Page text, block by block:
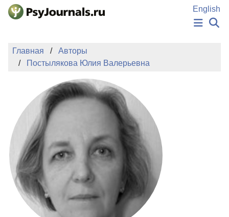
Перейти к основному содержанию
English
ИЗДАНИЯ
АВТОРЫ
ПОДАТЬ РУКОПИСЬ
БАЗА ЗНАНИЙ
КЛЮЧЕВЫЕ СЛОВА
Регистрация
Главная
Авторы
Постылякова Юлия Валерьевна